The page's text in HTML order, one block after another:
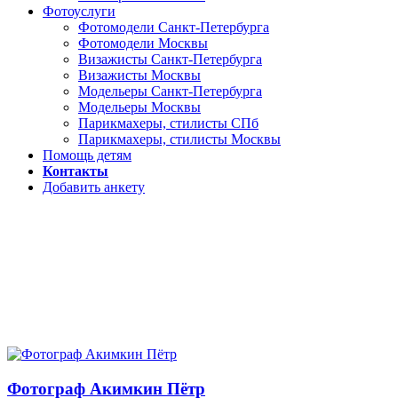
Фотоуслуги
Фотомодели Санкт-Петербурга
Фотомодели Москвы
Визажисты Санкт-Петербурга
Визажисты Москвы
Модельеры Санкт-Петербурга
Модельеры Москвы
Парикмахеры, стилисты СПб
Парикмахеры, стилисты Москвы
Помощь детям
Контакты
Добавить анкету
Фотограф Акимкин Пётр